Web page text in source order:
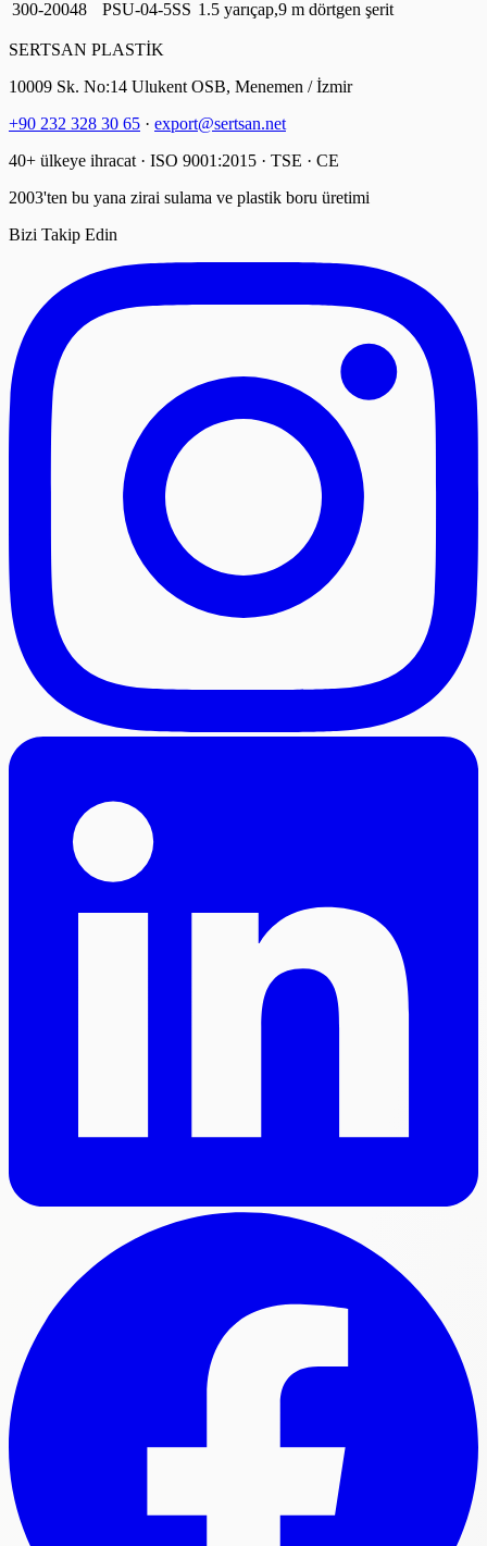
300-20048
PSU-04-5SS 1.5 yarıçap,9 m dörtgen şerit
SERTSAN PLASTİK
10009 Sk. No:14 Ulukent OSB, Menemen / İzmir
+90 232 328 30 65 · export@sertsan.net
40+ ülkeye ihracat · ISO 9001:2015 · TSE · CE
2003'ten bu yana zirai sulama ve plastik boru üretimi
Bizi Takip Edin